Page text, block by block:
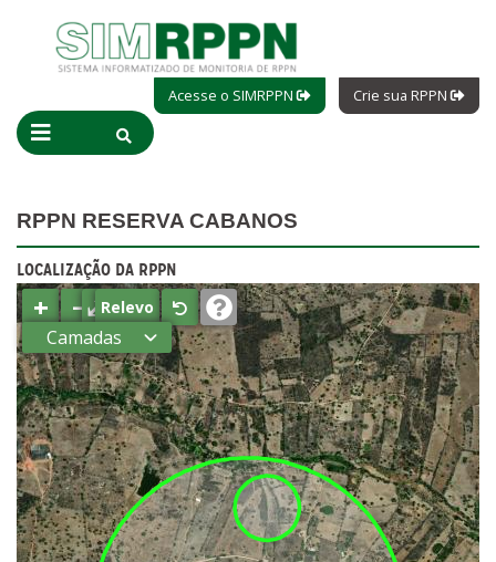
Acesse o SIMRPPN Crie sua RPPN
RPPN RESERVA CABANOS
LOCALIZAÇÃO DA RPPN
+ −⤢Relevo
Camadas
Estados
Municípios
Terras
indígenas
(FUNAI)
UC Federal
UC Estaduais